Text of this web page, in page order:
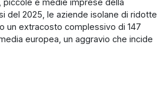
e medie imprese della
del 2025, le aziende isolane di ridotte
un extracosto complessivo di 147
europea, un aggravio che incide